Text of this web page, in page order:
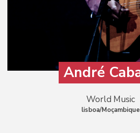
André
World Music
lisboa/Moçambique